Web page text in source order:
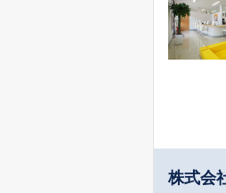
株式会